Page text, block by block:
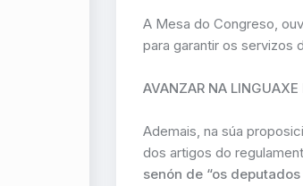
A Mesa do Congreso,
para garantir os servizos
AVANZAR NA
Ademais, na súa
dos artigos do
senón de “os